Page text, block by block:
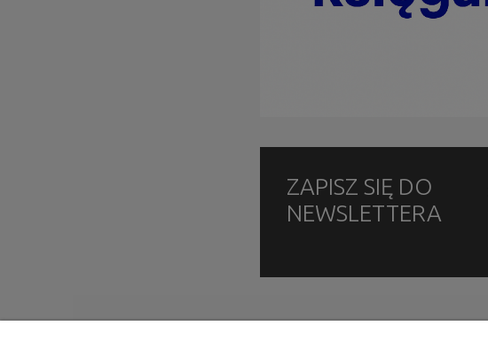
ZAPISZ SIĘ DO
NEWSLETTERA